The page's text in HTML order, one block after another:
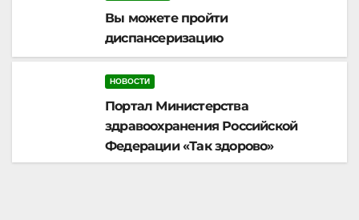
Вы можете пройти
диспансеризацию
НОВОСТИ
Портал Министерства
здравоохранения Российской
Федерации «Так здорово»